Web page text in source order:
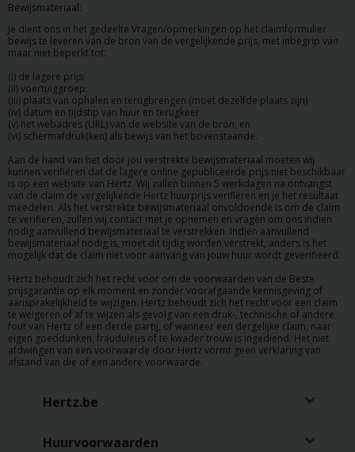
Bewijsmateriaal:
Je dient ons in het gedeelte Vragen/opmerkingen op het claimformulier
bewijs te leveren van de bron van de vergelijkende prijs, met inbegrip van
maar niet beperkt tot:
(i) de lagere prijs;
(ii) voertuiggroep;
(iii) plaats van ophalen en terugbrengen (moet dezelfde plaats zijn)
(iv) datum en tijdstip van huur en terugkeer
(v) het webadres (URL) van de website van de bron; en
(vi) schermafdruk(ken) als bewijs van het bovenstaande.
Aan de hand van het door jou verstrekte bewijsmateriaal moeten wij
kunnen verifiëren dat de lagere online gepubliceerde prijs niet beschikbaar
is op een website van Hertz. Wij zullen binnen 5 werkdagen na ontvangst
van de claim de vergelijkende Hertz huurprijs verifiëren en je het resultaat
meedelen. Als het verstrekte bewijsmateriaal onvoldoende is om de claim
te verifiëren, zullen wij contact met je opnemen en vragen om ons indien
nodig aanvullend bewijsmateriaal te verstrekken. Indien aanvullend
bewijsmateriaal nodig is, moet dit tijdig worden verstrekt, anders is het
mogelijk dat de claim niet voor aanvang van jouw huur wordt geverifieerd.
Hertz behoudt zich het recht voor om de voorwaarden van de Beste
prijsgarantie op elk moment en zonder voorafgaande kennisgeving of
aansprakelijkheid te wijzigen. Hertz behoudt zich het recht voor een claim
te weigeren of af te wijzen als gevolg van een druk-, technische of andere
fout van Hertz of een derde partij, of wanneer een dergelijke claim, naar
eigen goeddunken, frauduleus of te kwader trouw is ingediend. Het niet
afdwingen van een voorwaarde door Hertz vormt geen verklaring van
afstand van die of een andere voorwaarde.
Hertz.be
Huurvoorwaarden